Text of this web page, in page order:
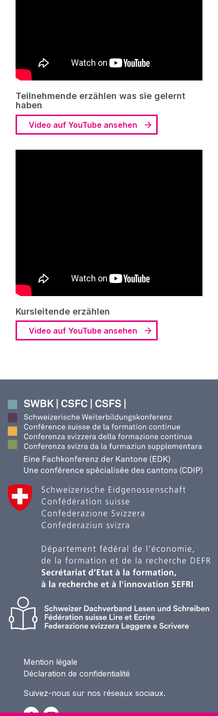
Teilnehmende erzählen was sie gelernt
haben
Video auf YouTube ansehen
Kursleitende erzählen
Video auf YouTube ansehen
Mention légale
Déclaration de confidentialité
Suivez-nous sur nos réseaux sociaux.